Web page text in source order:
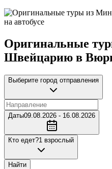
Оригинальные
Швейцарию в
Выберите город отправления
Даты09.08.2026 - 16.08.2026
Кто едет?1 взрослый
Найти